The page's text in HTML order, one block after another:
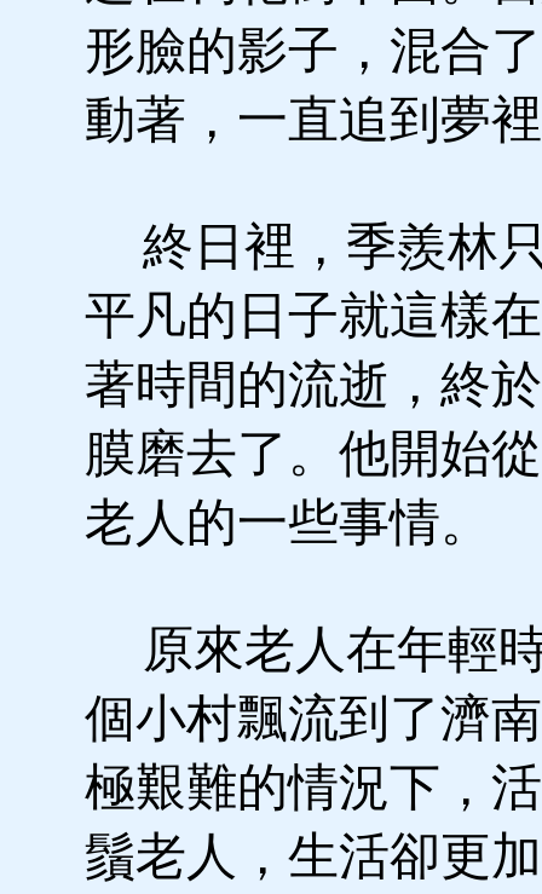
形臉的影子，混合
動著，一直追到夢
終日裡，季羨林
平凡的日子就這樣
著時間的流逝，終
膜磨去了。他開始
老人的一些事情。
原來老人在年輕
個小村飄流到了濟
極艱難的情況下，
鬚老人，生活卻更